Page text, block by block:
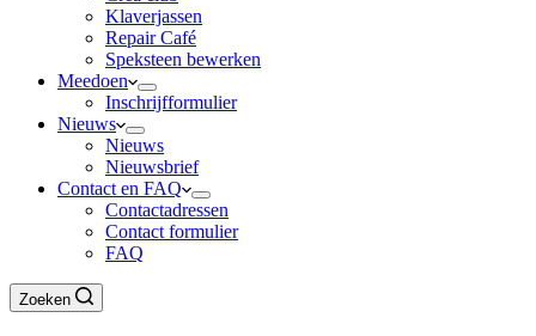
Klaverjassen
Repair Café
Speksteen bewerken
Meedoen
Inschrijfformulier
Nieuws
Nieuws
Nieuwsbrief
Contact en FAQ
Contactadressen
Contact formulier
FAQ
Zoeken